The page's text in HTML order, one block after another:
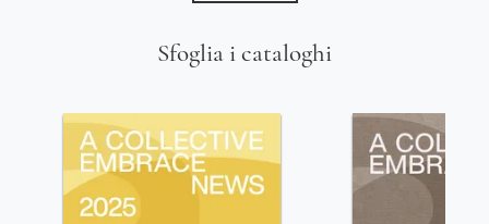
Sfoglia i cataloghi